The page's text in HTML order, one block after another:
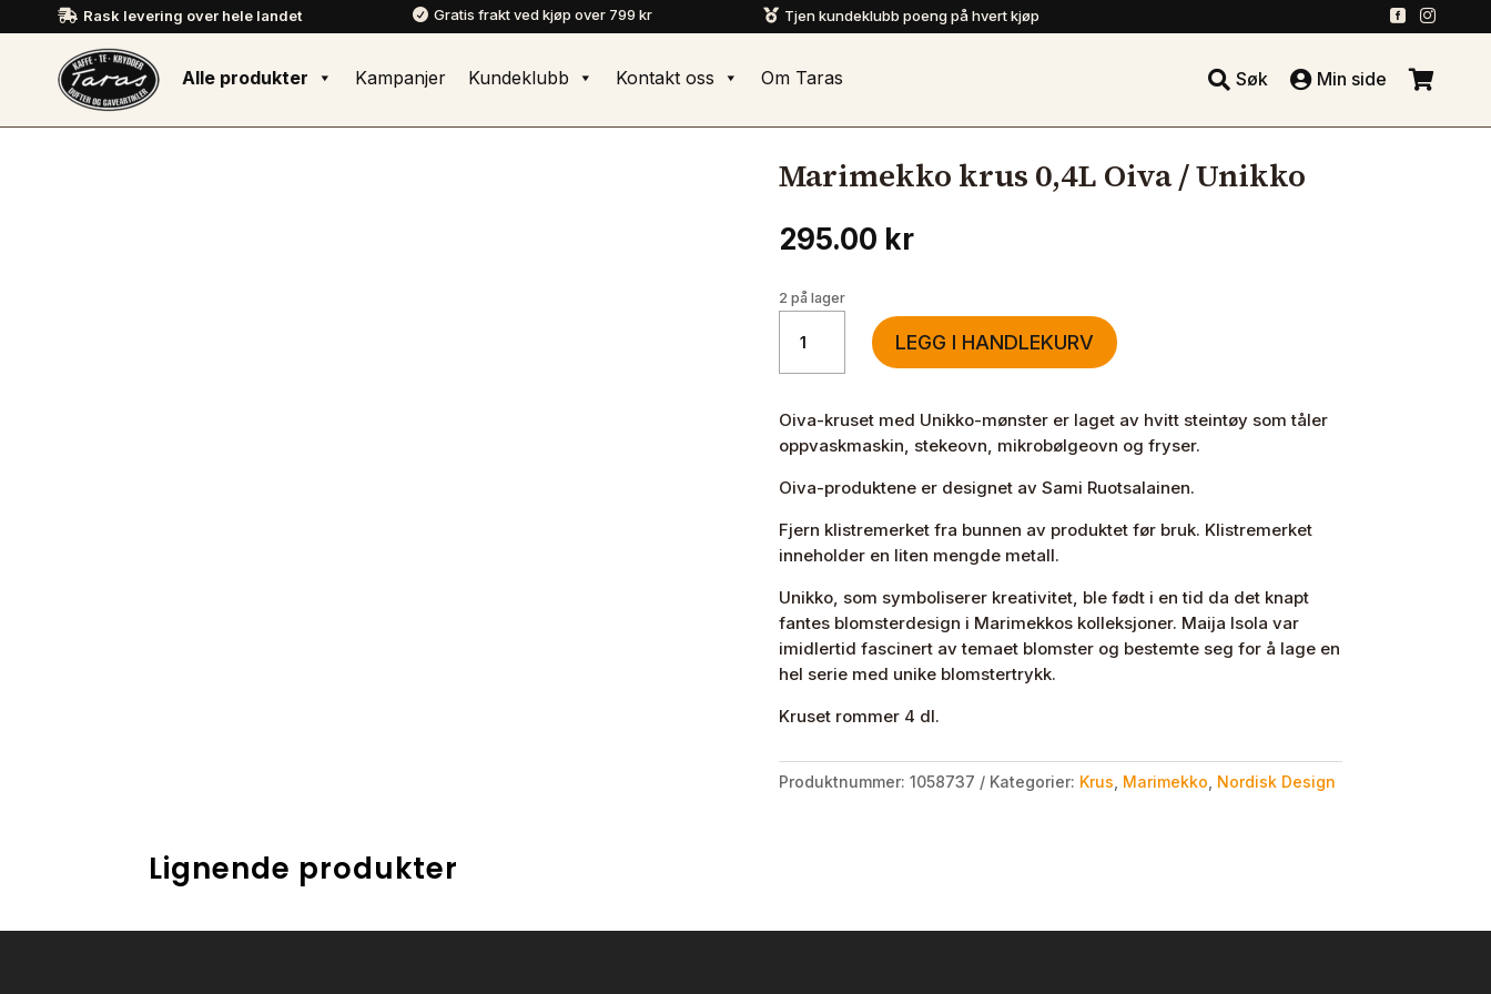
 Rask levering over hele landet  Gratis frakt ved kjøp over 799 kr  Tjen kundeklubb poeng på hvert kjøp  
Alle produkter Kampanjer Kundeklubb Kontakt oss Om Taras  Søk  Min side 
Marimekko krus 0,4L Oiva / Unikko
295.00 kr
2 på lager
krus
0,4L
/
Unikko
LEGG I HANDLEKURV
Oiva-kruset med Unikko-mønster er laget av hvitt steintøy som tåler
oppvaskmaskin, stekeovn, mikrobølgeovn og fryser.
Oiva-produktene er designet av Sami Ruotsalainen.
Fjern klistremerket fra bunnen av produktet før bruk. Klistremerket
inneholder en liten mengde metall.
Unikko, som symboliserer kreativitet, ble født i en tid da det knapt
fantes blomsterdesign i Marimekkos kolleksjoner. Maija Isola var
imidlertid fascinert av temaet blomster og bestemte seg for å lage en
hel serie med unike blomstertrykk.
Kruset rommer 4 dl.
Produktnummer: 1058737 Kategorier: Krus Marimekko Nordisk Design
Lignende produkter